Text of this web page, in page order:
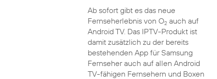
Ab sofort gibt es das neue
Fernseherlebnis von O2auch auf
Android TV. Das IPTV-Produkt ist
damit zusätzlich zu der bereits
bestehenden App für Samsung
Fernseher auch auf allen Android
TV-fähigen Fernsehern und Boxen